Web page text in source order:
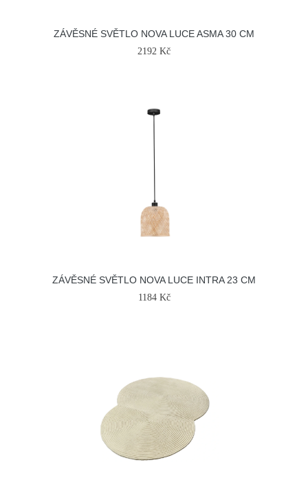
ZÁVĚSNÉ SVĚTLO NOVA LUCE ASMA 30 CM
2192 Kč
ZÁVĚSNÉ SVĚTLO NOVA LUCE INTRA 23 CM
1184 Kč